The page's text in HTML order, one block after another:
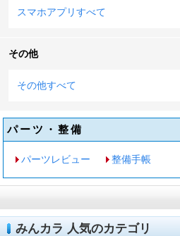
スマホアプリすべて
その他
その他すべて
パーツ・整備
パーツレビュー 整備手帳
みんカラ 人気のカテゴリ